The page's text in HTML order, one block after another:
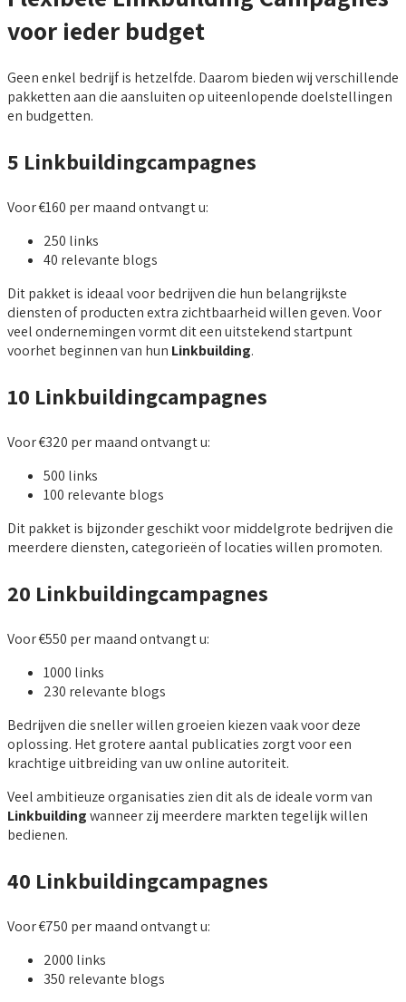
voor ieder budget
Geen enkel bedrijf is hetzelfde. Daarom bieden wij verschillende
pakketten aan die aansluiten op uiteenlopende doelstellingen
en budgetten.
5 Linkbuildingcampagnes
Voor €160 per maand ontvangt u:
250 links
40 relevante blogs
Dit pakket is ideaal voor bedrijven die hun belangrijkste
diensten of producten extra zichtbaarheid willen geven. Voor
veel ondernemingen vormt dit een uitstekend startpunt
voorhet beginnen van hun Linkbuilding.
10 Linkbuildingcampagnes
Voor €320 per maand ontvangt u:
500 links
100 relevante blogs
Dit pakket is bijzonder geschikt voor middelgrote bedrijven die
meerdere diensten, categorieën of locaties willen promoten.
20 Linkbuildingcampagnes
Voor €550 per maand ontvangt u:
1000 links
230 relevante blogs
Bedrijven die sneller willen groeien kiezen vaak voor deze
oplossing. Het grotere aantal publicaties zorgt voor een
krachtige uitbreiding van uw online autoriteit.
Veel ambitieuze organisaties zien dit als de ideale vorm van
Linkbuildingwanneer zij meerdere markten tegelijk willen
bedienen.
40 Linkbuildingcampagnes
Voor €750 per maand ontvangt u:
2000 links
350 relevante blogs